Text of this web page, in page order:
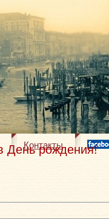
Контакты
День рождения!